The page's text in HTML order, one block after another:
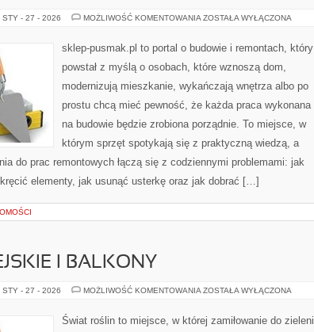
STY - 27 - 2026 MOŻLIWOŚĆ KOMENTOWANIA INSTALACJE
KANALIZACYJNE
ZOSTAŁA WYŁĄCZONA
sklep-pusmak.pl to portal o budowie i remontach, który
powstał z myślą o osobach, które wznoszą dom,
modernizują mieszkanie, wykańczają wnętrza albo po
prostu chcą mieć pewność, że każda praca wykonana
na budowie będzie zrobiona porządnie. To miejsce, w
którym sprzęt spotykają się z praktyczną wiedzą, a
do prac remontowych łączą się z codziennymi problemami: jak
elementy, jak usunąć usterkę oraz jak dobrać […]
I BALKONY
STY - 27 - 2026 MOŻLIWOŚĆ KOMENTOWANIA OGRODY
BALKONY
ZOSTAŁA WYŁĄCZONA
Świat roślin to miejsce, w której zamiłowanie do zieleni